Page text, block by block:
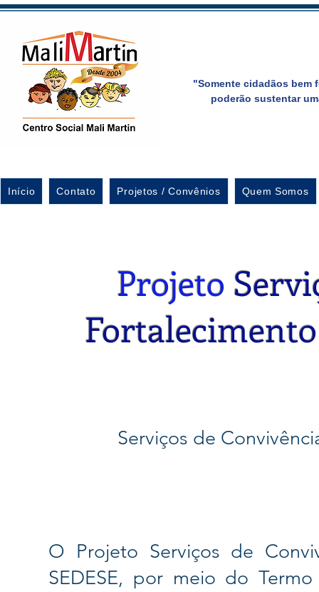
"Somente cidadãos bem
poderão sustentar
Início Contato Projetos / Convênios Quem Somos
Projeto
Serviços de
O Projeto Serviços de
SEDESE, por meio do